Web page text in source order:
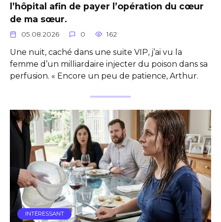
l’hôpital afin de payer l’opération du cœur
de ma sœur.
05.08.2026 0 162
Une nuit, caché dans une suite VIP, j’ai vu la
femme d’un milliardaire injecter du poison dans sa
perfusion. « Encore un peu de patience, Arthur.
INTÉRESSANT